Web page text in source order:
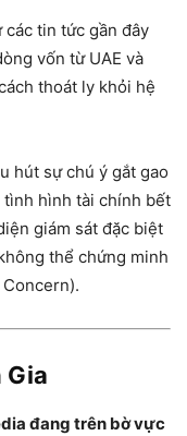
các tin tức gần đây
vốn từ UAE và
thoát ly khỏi hệ
hút sự chú ý gắt gao
tình hình tài chính bết
giám sát đặc biệt
thể chứng minh
Gia
đang trên bờ vực